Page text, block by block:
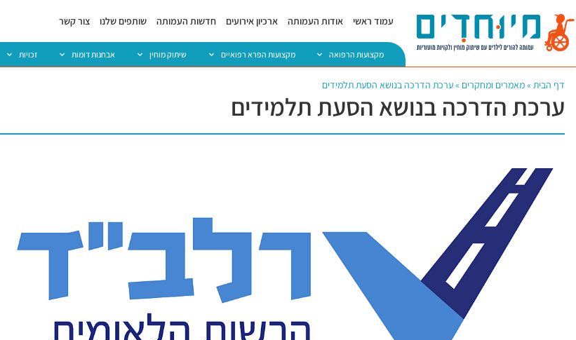
עמוד ראשי אודות העמותה ארכיון אירועים חדשות העמותה שותפים שלנו צור קשר
מקצועות הרפואה מקצועות הפרא רפואיים שיתוק מוחין אבחנות דומות זכויות
דף הבית »מאמרים ומחקרים »ערכת הדרכה בנושא הסעת תלמידים
ערכת הדרכה בנושא הסעת תלמידים